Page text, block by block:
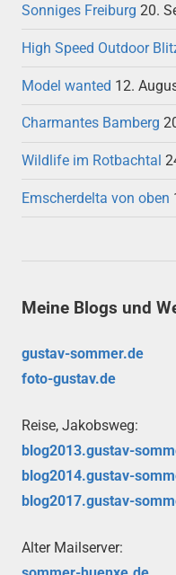
Sonniges Freiburg 20.
High Speed Outdoor
Model wanted 12.
Charmantes Bamberg
Wildlife im Rotbachtal
Emscherdelta von oben
Meine Blogs und
gustav-sommer.de
foto-gustav.de
Reise, Jakobsweg:
blog2013.gustav-
blog2014.gustav-
blog2017.gustav-
Alter Mailserver: